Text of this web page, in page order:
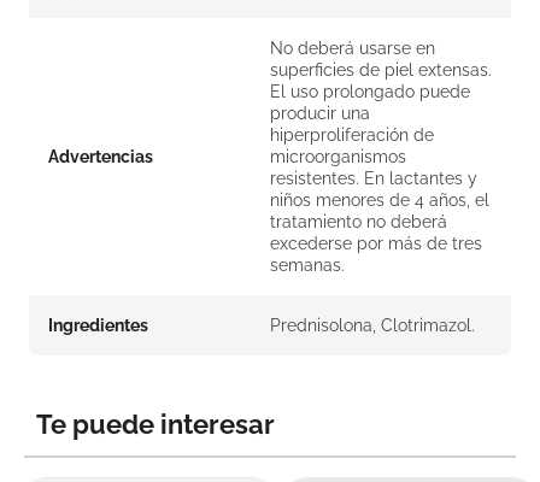
Advertencias
No deberá usarse en
superficies de piel extensas.
El uso prolongado puede
producir una
hiperproliferación de
microorganismos
resistentes. En lactantes y
niños menores de 4 años, el
tratamiento no deberá
excederse por más de tres
semanas.
Ingredientes Prednisolona, Clotrimazol.
Te puede interesar